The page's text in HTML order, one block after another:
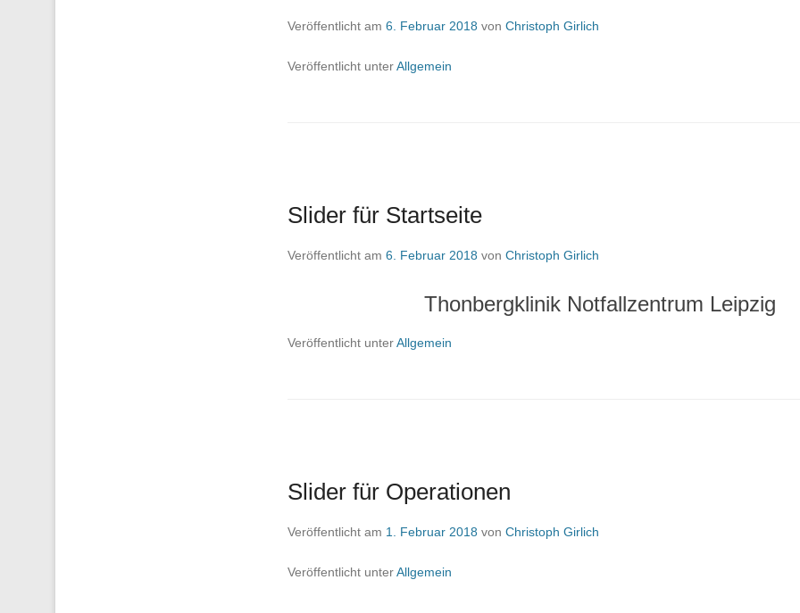
Veröffentlicht am 6. Februar 2018 von Christoph Girlich
Veröffentlicht unterAllgemein
Slider für Startseite
Veröffentlicht am 6. Februar 2018 von Christoph Girlich
Thonbergklinik Notfallzentrum Leipzig
Veröffentlicht unterAllgemein
Slider für Operationen
Veröffentlicht am 1. Februar 2018 von Christoph Girlich
Veröffentlicht unterAllgemein